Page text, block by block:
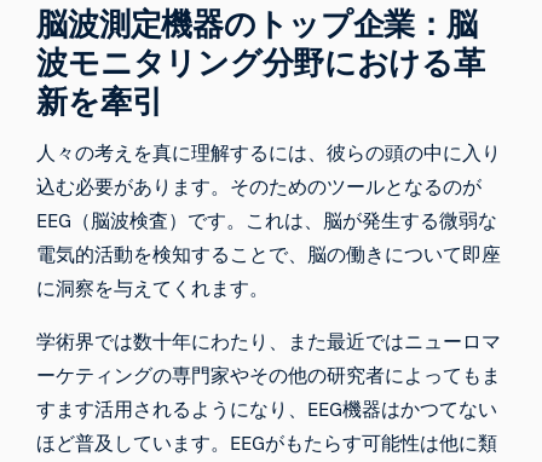
脳波測定機器のトップ企業：脳
波モニタリング分野における革
新を牽引
人々の考えを真に理解するには、彼らの頭の中に入り
込む必要があります。そのためのツールとなるのが
EEG（脳波検査） です。これは、脳が発生する微弱な
電気的活動を検知することで、脳の働きについて即座
に洞察を与えてくれます。
学術界では数十年にわたり、また最近ではニューロマ
ーケティングの専門家やその他の研究者によってもま
すます活用されるようになり、EEG機器はかつてない
ほど普及しています。EEGがもたらす可能性は他に類